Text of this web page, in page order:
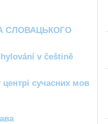
СЛОВАЦЬКОГО
v češtině
сучасних мов